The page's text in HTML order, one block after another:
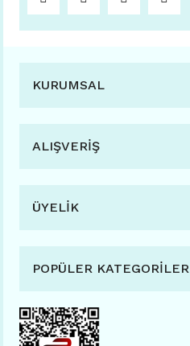
KURUMSAL
ALIŞVERİŞ
ÜYELİK
POPÜLER KATEGORİLER